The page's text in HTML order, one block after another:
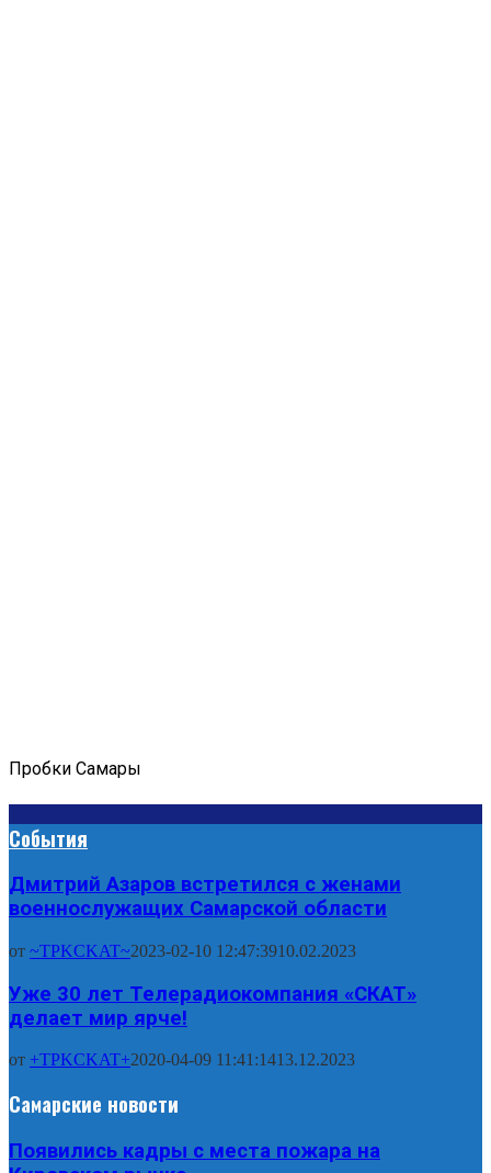
Пробки Самары
События
Дмитрий Азаров встретился с женами
военнослужащих Самарской области
от ~TPKCKAT~2023-02-10 12:47:3910.02.2023
Уже 30 лет Телерадиокомпания «СКАТ»
делает мир ярче!
от +TPKCKAT+2020-04-09 11:41:1413.12.2023
Самарские новости
Появились кадры с места пожара на